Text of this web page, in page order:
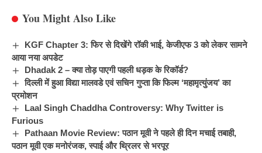
You Might Also Like
KGF Chapter 3: फिर से दिखेंगे रॉकी भाई, केजीएफ 3 को लेकर सामने
आया नया अपडेट
Dhadak 2 – क्या तोड़ पाएगी पहली धड़क के रिकॉर्ड?
दिल्ली में हुआ विद्या मालवडे एवं सचिन गुप्ता कि फिल्म ‘महामृत्युंजय’ का
प्रमोशन
Laal Singh Chaddha Controversy: Why Twitter is
Furious
Pathaan Movie Review: पठान मूवी ने पहले ही दिन मचाई तबाही,
पठान मूवी एक मनोरंजक, स्पाई और थ्रिलर से भरपूर